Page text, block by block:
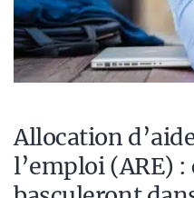
Allocation
l’emploi (ARE) :